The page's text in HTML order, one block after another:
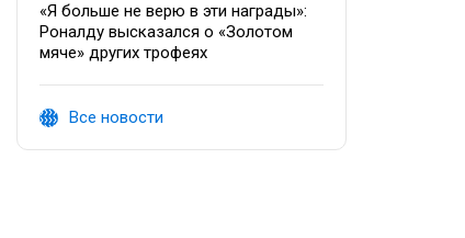
«Я больше не верю в эти награды»:
Роналду высказался о «Золотом
мяче» других трофеях
Все новости